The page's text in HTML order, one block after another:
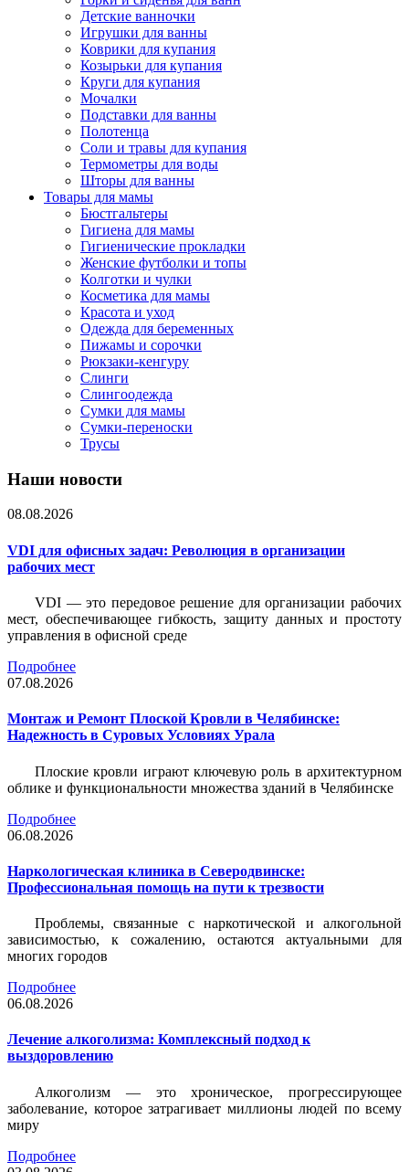
Детские ванночки
Игрушки для ванны
Коврики для купания
Козырьки для купания
Круги для купания
Мочалки
Подставки для ванны
Полотенца
Соли и травы для купания
Термометры для воды
Шторы для ванны
Товары для мамы
Бюстгальтеры
Гигиена для мамы
Гигиенические прокладки
Женские футболки и топы
Колготки и чулки
Косметика для мамы
Красота и уход
Одежда для беременных
Пижамы и сорочки
Рюкзаки-кенгуру
Слинги
Слингоодежда
Сумки для мамы
Сумки-переноски
Трусы
Наши новости
08.08.2026
VDI для офисных задач: Революция в организации
рабочих мест
VDI — это передовое решение для организации рабочих
мест, обеспечивающее гибкость, защиту данных и простоту
управления в офисной среде
Подробнее
07.08.2026
Монтаж и Ремонт Плоской Кровли в Челябинске:
Надежность в Суровых Условиях Урала
Плоские кровли играют ключевую роль в архитектурном
облике и функциональности множества зданий в Челябинске
Подробнее
06.08.2026
Наркологическая клиника в Северодвинске:
Профессиональная помощь на пути к трезвости
Проблемы, связанные с наркотической и алкогольной
зависимостью, к сожалению, остаются актуальными для
многих городов
Подробнее
06.08.2026
Лечение алкоголизма: Комплексный подход к
выздоровлению
Алкоголизм — это хроническое, прогрессирующее
заболевание, которое затрагивает миллионы людей по всему
миру
Подробнее